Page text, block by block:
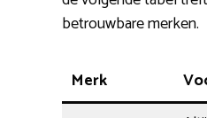
betrouwbare merken.
Merk